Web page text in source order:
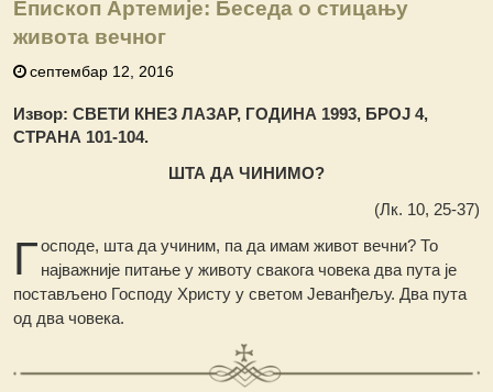
Епископ Артемије: Беседа о стицању
живота вечног
септембар 12, 2016
Извор: СВЕТИ КНЕЗ ЛАЗАР, ГОДИНА 1993, БРОЈ 4,
СТРАНА 101-104.
ШТА ДА ЧИНИМО?
(Лк. 10, 25-37)
Господе, шта да учиним, па да имам живот вечни? То
најважније питање у животу свакога човека два пута је
постављено Господу Христу у светом Јеванђељу. Два пута
од два човека.